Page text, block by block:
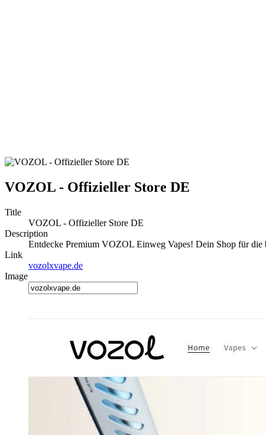
VOZOL - Offizieller Store DE
Title
VOZOL - Offizieller Store DE
Description
Entdecke Premium VOZOL Einweg Vapes! Dein Shop für die
Link
vozolxvape.de
Image